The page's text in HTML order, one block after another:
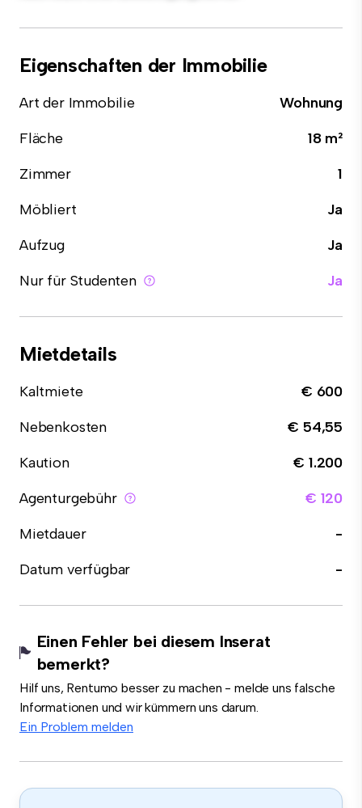
Eigenschaften der Immobilie
Art der Immobilie
Wohnung
Fläche
18 m²
Zimmer
1
Möbliert
Ja
Aufzug
Ja
Nur für Studenten
Ja
Mietdetails
Kaltmiete
€ 600
Nebenkosten
€ 54,55
Kaution
€ 1.200
Agenturgebühr
€ 120
Mietdauer
-
Datum verfügbar
-
Einen Fehler bei diesem Inserat
bemerkt?
Hilf uns, Rentumo besser zu machen - melde uns falsche
Informationen und wir kümmern uns darum.
Ein Problem melden